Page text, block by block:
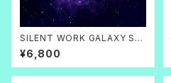
SILENT WORK GALAXY SP
LAT CAP
¥6,800